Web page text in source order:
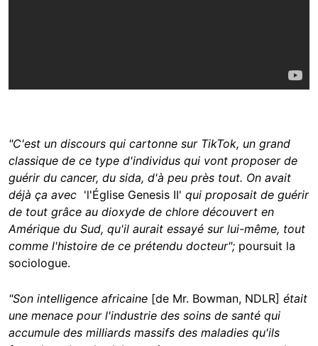
"C'est un discours qui cartonne sur TikTok, un grand
classique de ce type d'individus qui vont proposer de
guérir du cancer, du sida, d'à peu près tout. On avait
déjà ça avec 'l'Église Genesis II' qui proposait de guérir
de tout grâce au dioxyde de chlore découvert en
Amérique du Sud, qu'il aurait essayé sur lui-même, tout
comme l'histoire de ce prétendu docteur"; poursuit la
sociologue.
"Son intelligence africaine [de Mr. Bowman, NDLR] était
une menace pour l'industrie des soins de santé qui
accumule des milliards massifs des maladies qu'ils